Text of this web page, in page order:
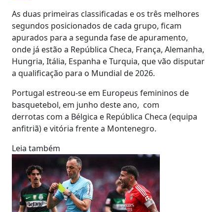
As duas primeiras classificadas e os três melhores
segundos posicionados de cada grupo, ficam
apurados para a segunda fase de apuramento,
onde já estão a República Checa, França, Alemanha,
Hungria, Itália, Espanha e Turquia, que vão disputar
a qualificação para o Mundial de 2026.
Portugal estreou-se em Europeus femininos de
basquetebol, em junho deste ano, com
derrotas com a Bélgica e República Checa (equipa
anfitriã) e vitória frente a Montenegro.
Leia também